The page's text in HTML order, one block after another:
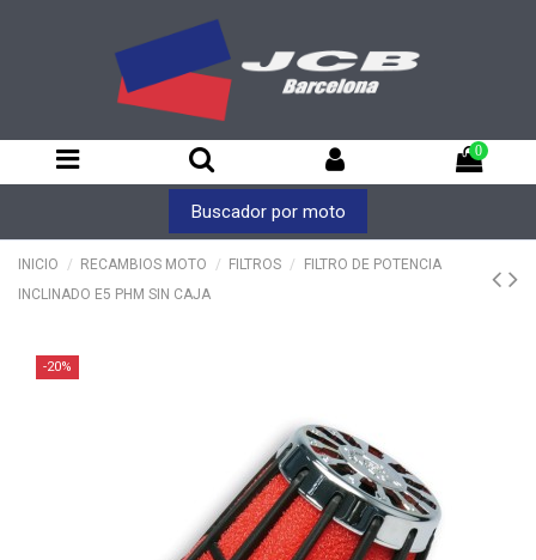
0
Buscador por moto
INICIO RECAMBIOS MOTO FILTROS
FILTRO DE POTENCIA
INCLINADO E5 PHM SIN CAJA
-20%